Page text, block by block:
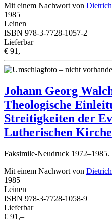
Mit einem Nachwort von
1985
Leinen
ISBN 978-3-7728-1057-2
Lieferbar
€ 91,–
Johann Georg
Theologische
Streitigkeiten der
Lutherischen
Faksimile-Neudruck 1972–1985.
Mit einem Nachwort von
1985
Leinen
ISBN 978-3-7728-1058-9
Lieferbar
€ 91,–